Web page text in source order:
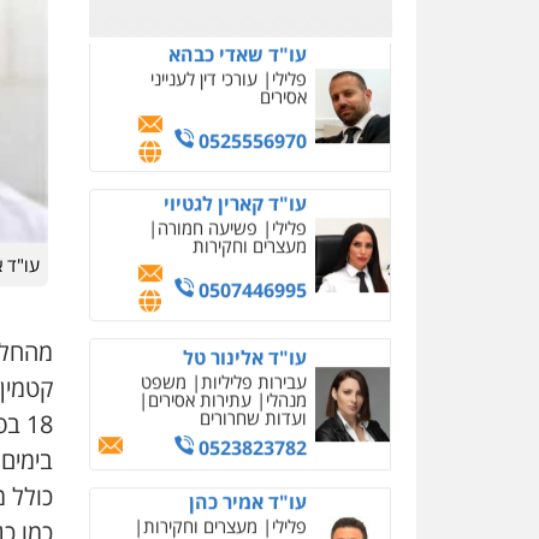
עו"ד אמיר כהן
פלילי מעצרים וחקירות
תעבורה
0537470000
עו"ד ירון גיגי
פלילי צווארון לבן מעצרים
הליכי הסגרה
0522249087
עו"ד רויטל סבג שקד
פלילי פשיעה חמורה
אמצעי לחימה אלימות
עורכי דין לענייני אסירים
0528615306
עו"ד רועי אטיאס
עו"ד
18 בפברואר.
כמו